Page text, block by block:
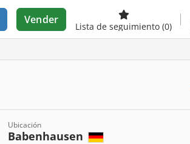
Vender
Lista de seguimiento (0)
Ubicación
Babenhausen